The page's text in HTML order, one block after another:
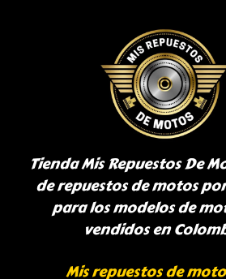
Tienda Mis Repuestos De
de repuestos de motos
para los modelos de
vendidos en
Mis repuestos de